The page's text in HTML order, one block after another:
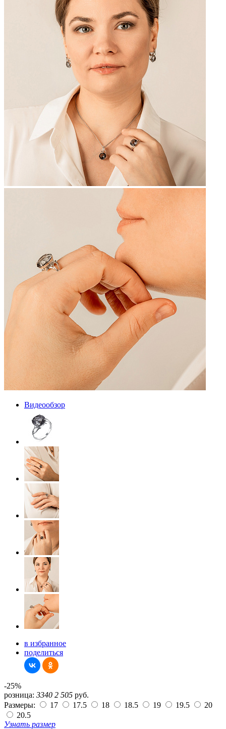
Видеообзор
в избранное
поделиться
-25%
розница: 3340 2 505 руб.
Размеры:
17 17.5 18 18.5 19 19.5
20
20.5
Узнать размер